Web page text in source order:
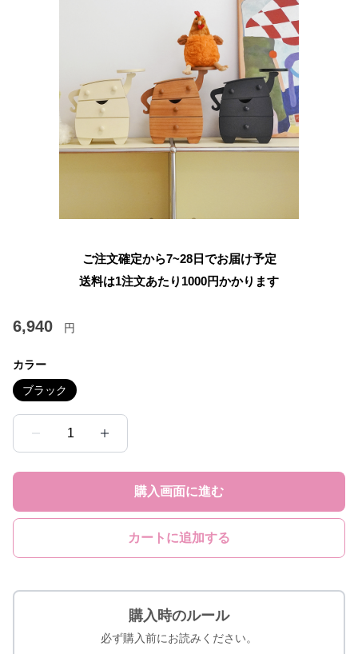
ご注文確定から7~28日でお届け予定
送料は1注文あたり 1000円かかります
6,940 円
カラー
ブラック
1
購入画面に進む
カートに追加する
購入時のルール
必ず購入前にお読みください。